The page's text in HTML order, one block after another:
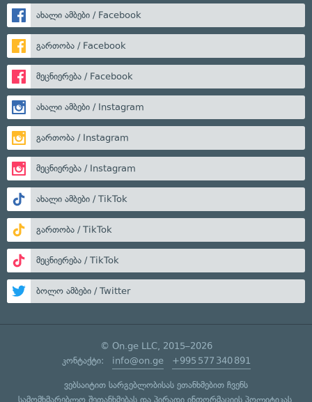
ახალი ამბები / Facebook
გართობა / Facebook
მეცნიერება / Facebook
ახალი ამბები / Instagram
გართობა / Instagram
მეცნიერება / Instagram
ახალი ამბები / TikTok
გართობა / TikTok
მეცნიერება / TikTok
ბოლო ამბები / Twitter
© On.ge LLC, 2015–2026
კონტაქტი: info@on.ge +995 577 340 891
ვებსაიტით სარგებლობისას ეთანხმებით ჩვენს
სამომხმარებლო შეთანხმებასდა პირადი ინფორმაციის პოლიტიკას.